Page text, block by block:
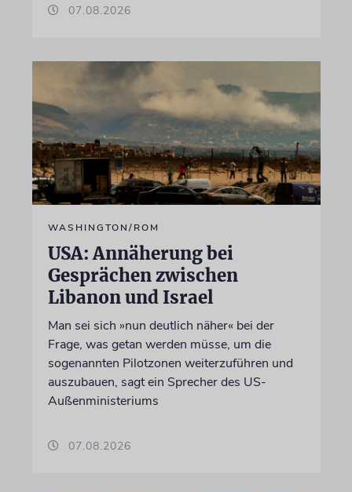
07.08.2026
WASHINGTON/ROM
USA: Annäherung bei
Gesprächen zwischen
Libanon und Israel
Man sei sich »nun deutlich näher« bei der
Frage, was getan werden müsse, um die
sogenannten Pilotzonen weiterzuführen und
auszubauen, sagt ein Sprecher des US-
Außenministeriums
07.08.2026